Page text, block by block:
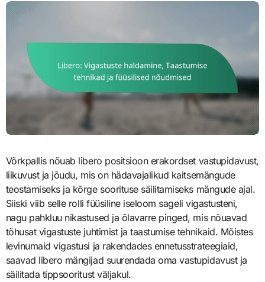
Võrkpallis nõuab libero positsioon erakordset vastupidavust,
liikuvust ja jõudu, mis on hädavajalikud kaitsemängude
teostamiseks ja kõrge soorituse säilitamiseks mängude ajal.
Siiski viib selle rolli füüsiline iseloom sageli vigastusteni,
nagu pahkluu nikastused ja õlavarre pinged, mis nõuavad
tõhusat vigastuste juhtimist ja taastumise tehnikaid. Mõistes
levinumaid vigastusi ja rakendades ennetusstrateegiaid,
saavad libero mängijad suurendada oma vastupidavust ja
säilitada tippsooritust väljakul.